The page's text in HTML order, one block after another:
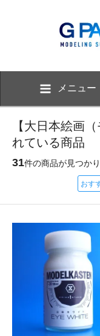
メニュー
【大日本絵画
れている商品
31件の商品が見つか
おす